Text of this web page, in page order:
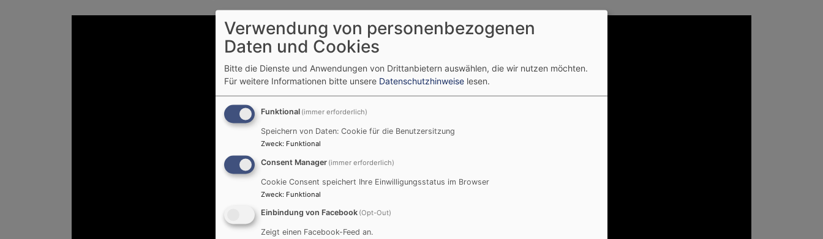
Verwendung von personenbezogenen
Daten und Cookies
Bitte die Dienste und Anwendungen von Drittanbietern auswählen, die wir nutzen möchten.
Für weitere Informationen bitte unsere Datenschutzhinweise lesen.
Funktional (immer erforderlich)
Speichern von Daten: Cookie für die Benutzersitzung
Zweck: Funktional
Consent Manager (immer erforderlich)
Cookie Consent speichert Ihre Einwilligungsstatus im Browser
Zweck: Funktional
Einbindung von Facebook (Opt-Out)
Zeigt einen Facebook-Feed an.